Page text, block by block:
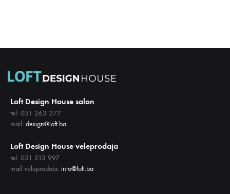
Loft Design House salon
tel: 051 263 277
mail: design@loft.ba
Loft Design House veleprodaja
tel: 051 213 997
mail veleprodaja: info@loft.ba